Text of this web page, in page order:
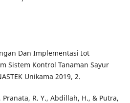
Dan Implementasi Iot
Sistem Kontrol Tanaman Sayur
Unikama 2019, 2.
R. Y., Abdillah, H., & Putra,